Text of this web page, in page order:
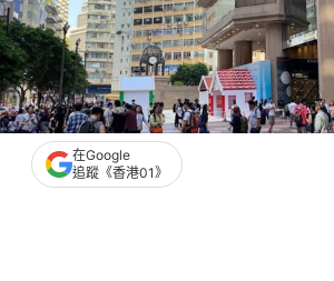
撰文：高嘉怡
在Google
追蹤《香港01》